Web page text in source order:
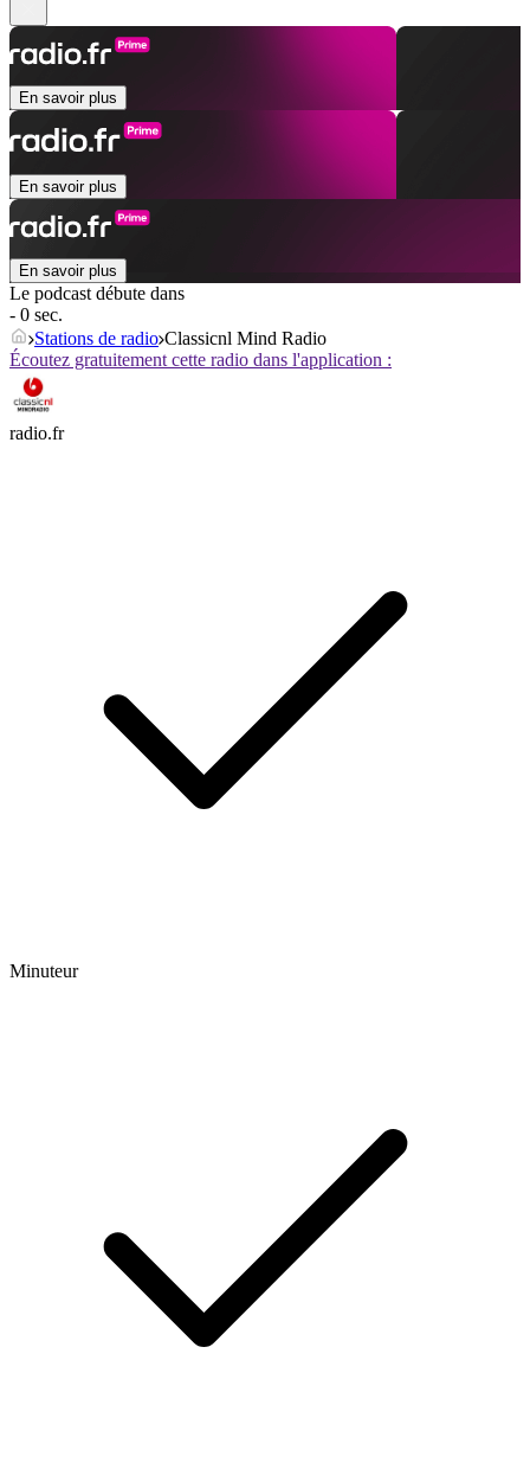
En savoir plus
En savoir plus
En savoir plus
Le podcast débute dans
- 0 sec.
Stations de radio Classicnl Mind Radio
Écoutez gratuitement cette radio dans l'application :
radio.fr
Minuteur